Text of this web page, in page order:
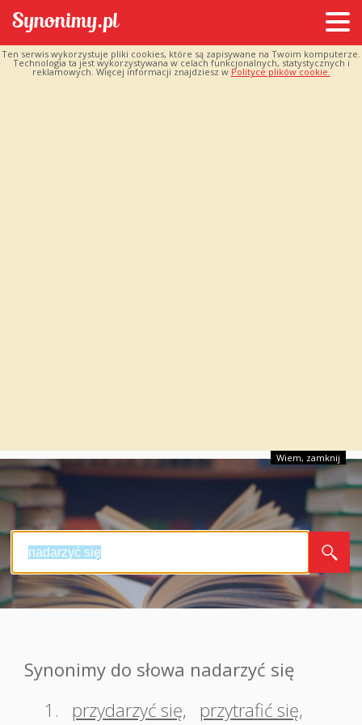
Ten serwis wykorzystuje pliki cookies, które są zapisywane na Twoim komputerze.
Technologia ta jest wykorzystywana w celach funkcjonalnych, statystycznych i
reklamowych. Więcej informacji znajdziesz w Polityce plików cookie.
Wiem, zamknij
Synonimy do słowa nadarzyć się
1.
przydarzyć się, przytrafić się,